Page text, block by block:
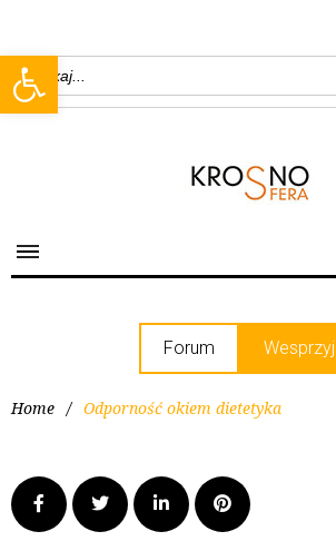
Open toolbar
Search
for:
Forum Wesprzyj
Home / Odporność okiem dietetyka